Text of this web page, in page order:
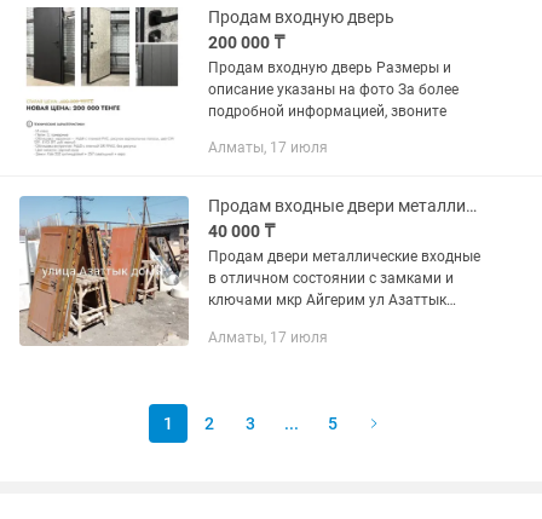
Устойчива к влаге, солнцу и...
Продам входную дверь
200 000 ₸
Продам входную дверь Размеры и
описание указаны на фото За более
подробной информацией, звоните
Алматы, 17 июля
Продам входные двери металлические
40 000 ₸
Продам двери металлические входные
в отличном состоянии с замками и
ключами мкр Айгерим ул Азаттык
без выходных без перерыва
Алматы, 17 июля
1 2 3 ... 5